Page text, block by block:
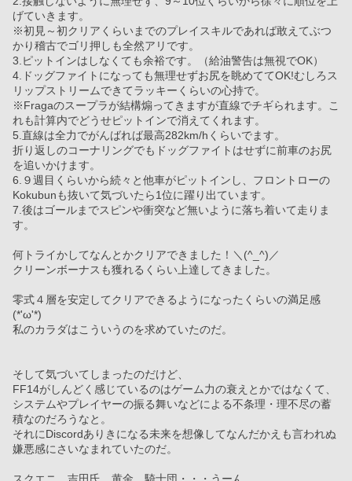
げていきます。
※初見～初クリアくらいまでのプレイスキルであれば敢えてぶつ
かり稽古でゴリ押しも全然アリです。
3.ピットインはしなくても余裕です。（給油警告は無視でOK）
4.ドッグファイトになっても無理せずお尻を眺めててOK!むしろス
リップストリームできてラッキーくらいの心持で。
※Fragaのスープラが結構煽ってきますが直線でチギられます。こ
れも計算内でどうせピットインで消えてくれます。
5.直線は全力でがんばれば最高282km/hくらいでます。
折り返しのコーナリングでもドッグファイトはせずに前車のお尻
を追いかけます。
6.９週目くらいから続々と他車がピットインし、フロントローの
Kokubunも抜いて気づいたら1位に躍り出ています。
7.後はゴールまでスピンや衝突など無いように落ち着いて走りま
す。
何トライかしてなんとかクリアできました！＼(^_^)／
クリーンボーナスも獲れるくらい上達してきました。
零式４層を安定してクリアできるようになったくらいの満足感
(*'ω'*)
私のカラダはこういうのを求めていたのだ。
そして気づいてしまったのだけど、
FF14がしんどく感じているのはゲーム力の衰えとかではなくて、
システムやプレイヤーの振る舞いなどによる不条理・理不尽の蓄
積なのだろうなと。
それにDiscordありきになる未来を想像してなんだかえも言われぬ
嫌悪感にさいなまれていたのだ。